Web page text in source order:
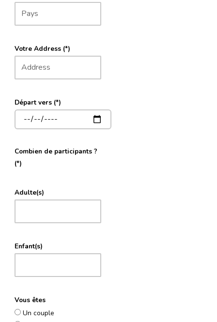
Votre Address (*)
Départ vers (*)
Combien de participants ?
(*)
Adulte(s)
Enfant(s)
Vous êtes
Un couple